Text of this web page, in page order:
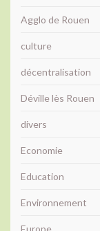
Agglo de Rouen
culture
décentralisation
Déville lès Rouen
divers
Economie
Education
Environnement
Europe